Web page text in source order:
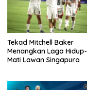
Tekad Mitchell Baker
Menangkan Laga Hidup-
Mati Lawan Singapura